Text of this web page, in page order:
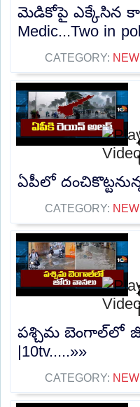
మెడికోపై ఎక్కేసిన
Medic...Two in
CATEGORY:
ఏపీలో
CATEGORY:
పశ్చిమ బెంగాల్‌లో
|10tv.....»»
CATEGORY: